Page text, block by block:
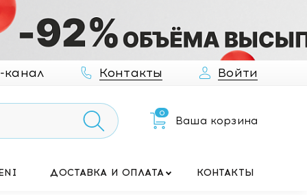
канал Контакты Войти
0
Ваша корзина
ДОСТАВКА И ОПЛАТА КОНТАКТЫ